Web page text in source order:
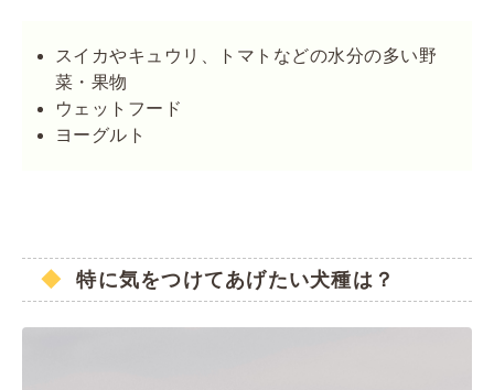
スイカやキュウリ、トマトなどの水分の多い野
菜・果物
ウェットフード
ヨーグルト
特に気をつけてあげたい犬種は？